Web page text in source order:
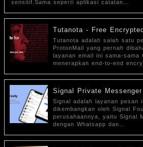
sensitif.Sama seperti aplikasi catatan…
Tutanota - Free
Tutanota adalah salah satu
ProtonMail yang pernah
layanan email ini sama-sama
menerapkan end-to-end
Signal Private
Signal adalah layanan pesan
dikembangkan oleh Signal
perusahaannya, yaitu Signal
dengan Whatsapp dan…